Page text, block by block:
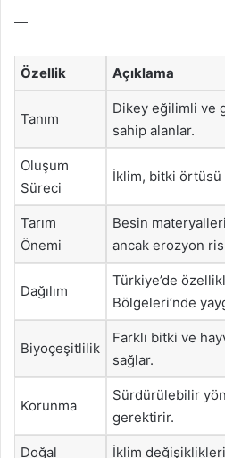
—
Özellik Açıklama
Tanım
Dikey eğilimli ve
sahip alanlar.
Oluşum
Süreci
İklim, bitki
Tarım
Önemi
Besin
ancak erozyon
Dağılım
Türkiye’de
Bölgeleri’nde
Biyoçeşitlilik
Farklı bitki ve
sağlar.
Korunma
Sürdürülebilir
gerektirir.
Doğal
İklim